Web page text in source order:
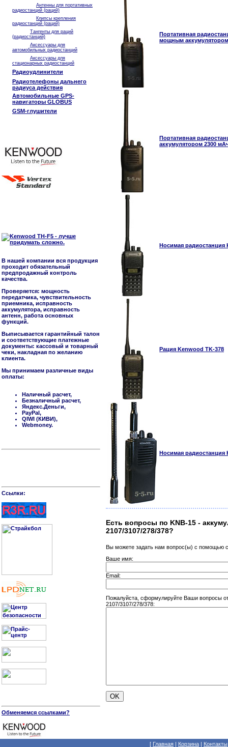
Антенны для портативных
радиостанций (раций)
Клипсы крепления
радиостанций (раций)
Тангенты для раций
(радиостанций)
Аксессуары для
автомобильных радиостанций
Аксессуары для
стационарных радиостанций
Радиоудлинители
Радиотелефоны дальнего
радиуса действия
Автомобильные GPS-
навигаторы GLOBUS
GSM-глушители
В нашей компании вся продукция
проходит обязательный
предпродажный контроль
качества.
Проверяется: мощность
передатчика, чувствительность
приемника, исправность
аккумулятора, исправность
антенн, работа основных
функций.
Выписывается гарантийный талон
и соответствующие платежные
документы: кассовый и товарный
чеки, накладная по желанию
клиента.
Мы принимаем различные виды
оплаты:
Наличный расчет,
Безналичный расчет,
Яндекс.Деньги,
PayPal,
QIWI (КИВИ),
Webmoney.
Cсылки:
Обменяемся ссылками?
Портативная
мощным аккумулятором
Портативная
аккумулятором 2300
Носимая радиостанция
Рация Kenwood TK-378
Носимая радиостанция
Есть вопросы по KNB-15 -
2107/3107/278/378?
Вы можете задать нам вопрос(ы) с
Ваше имя:
Email:
Пожалуйста, сформулируйте Ваши вопросы
2107/3107/278/378:
[ Главная | Корзина | Контакты